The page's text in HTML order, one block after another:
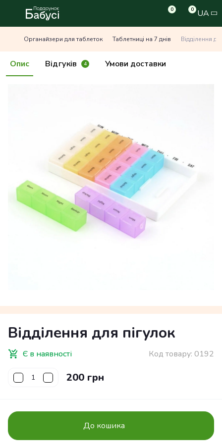
0 0 UA
Органайзери для таблеток Таблетниці на 7 днів Відділення
Опис Відгуків 4 Умови доставки
Відділення для пігулок
Є в наявності Код товару: 0192
200 грн
До кошика